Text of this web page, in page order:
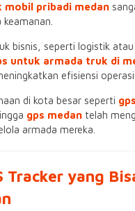
pribadi medan
bisnis, seperti logistik atau
untuk armada truk di
efisiensi
di kota besar seperti
gps medan telah
armada mereka.
Tracker yang